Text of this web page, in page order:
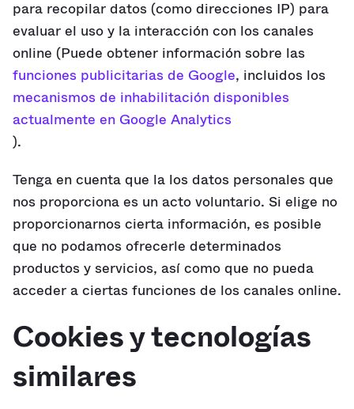
para recopilar datos (como direcciones IP) para
evaluar el uso y la interacción con los canales
online (Puede obtener información sobre las
funciones publicitarias de Google, incluidos los
mecanismos de inhabilitación disponibles
actualmente en Google Analytics
).
Tenga en cuenta que la los datos personales que
nos proporciona es un acto voluntario. Si elige no
proporcionarnos cierta información, es posible
que no podamos ofrecerle determinados
productos y servicios, así como que no pueda
acceder a ciertas funciones de los canales online.
Cookies y tecnologías
similares